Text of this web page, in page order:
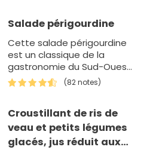
Salade périgourdine
Cette salade périgourdine
est un classique de la
gastronomie du Sud-Ouest.
En effet, pour la réussir, les
locaux misent sur le canard.
(82 notes)
Croustillant de ris de
veau et petits légumes
glacés, jus réduit aux